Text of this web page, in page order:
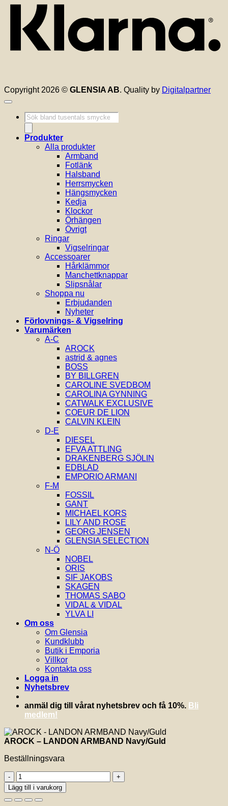
Copyright 2026 © GLENSIA AB. Quality by Digitalpartner
Produktsökning
Produkter
Alla produkter
Armband
Fotlänk
Halsband
Herrsmycken
Hängsmycken
Kedja
Klockor
Örhängen
Övrigt
Ringar
Vigselringar
Accessoarer
Hårklämmor
Manchettknappar
Slipsnålar
Shoppa nu
Erbjudanden
Nyheter
Förlovnings- & Vigselring
Varumärken
A-C
AROCK
astrid & agnes
BOSS
BY BILLGREN
CAROLINE SVEDBOM
CAROLINA GYNNING
CATWALK EXCLUSIVE
COEUR DE LION
CALVIN KLEIN
D-E
DIESEL
EFVA ATTLING
DRAKENBERG SJÖLIN
EDBLAD
EMPORIO ARMANI
F-M
FOSSIL
GANT
MICHAEL KORS
LILY AND ROSE
GEORG JENSEN
GLENSIA SELECTION
N-Ö
NOBEL
ORIS
SIF JAKOBS
SKAGEN
THOMAS SABO
VIDAL & VIDAL
YLVA LI
Om oss
Om Glensia
Kundklubb
Butik i Emporia
Villkor
Kontakta oss
Logga in
Nyhetsbrev
anmäl dig till vårat nyhetsbrev och få 10%. Bli
medlem!
AROCK – LANDON ARMBAND Navy/Guld
Beställningsvara
AROCK
-
LANDON
ARMBAND
Lägg till i varukorg